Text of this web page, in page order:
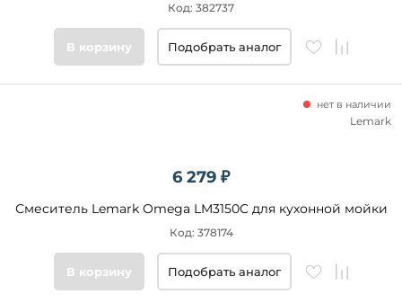
Код: 382737
В корзину Подобрать аналог
6 279 ₽
Смеситель Lemark Omega LM3150C для кухонной мойки
нет в наличии
Код: 378174
Lemark
В корзину Подобрать аналог